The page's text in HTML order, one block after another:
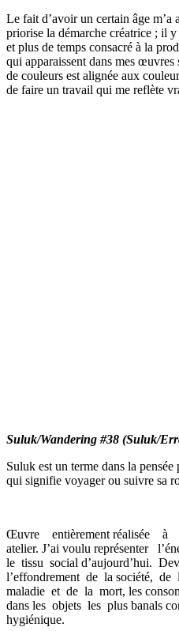
Le fait d’avoir un certain âge m’a
priorise la démarche créatrice ; il
et plus de temps consacré à la
qui apparaissent dans mes
de couleurs est alignée aux
de faire un travail qui me reflète
Suluk/Wandering #38 (Suluk/
Suluk est un terme dans la
qui signifie voyager ou suivre sa
Œuvre entièrement réalisée à
atelier. J’ai voulu représenter
le tissu social d’aujourd’hui.
l’effondrement de la société,
maladie et de la mort, les
dans les objets les plus banals
hygiénique.